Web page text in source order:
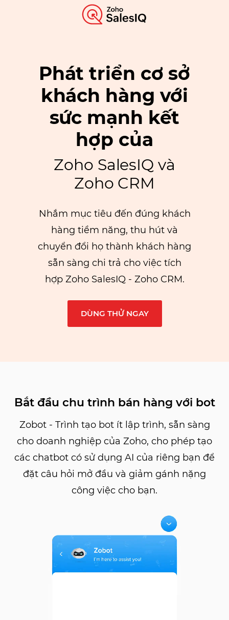
Phát triển cơ sở
khách hàng với
sức mạnh kết
hợp của
Zoho SalesIQ và
Zoho CRM
Nhắm mục tiêu đến đúng khách
hàng tiềm năng, thu hút và
chuyển đổi họ thành khách hàng
sẵn sàng chi trả cho việc tích
hợp Zoho SalesIQ - Zoho CRM.
DÙNG THỬ NGAY
Bắt đầu chu trình bán hàng với bot
Zobot - Trình tạo bot ít lập trình, sẵn sàng
cho doanh nghiệp của Zoho, cho phép tạo
các chatbot có sử dụng AI của riêng bạn để
đặt câu hỏi mở đầu và giảm gánh nặng
công việc cho bạn.